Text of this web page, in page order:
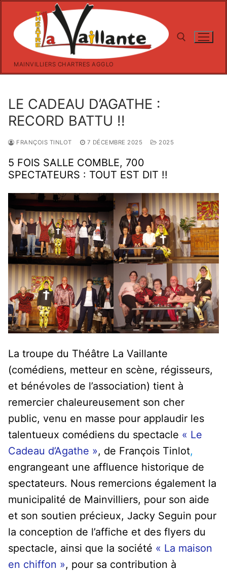
contenu
MAINVILLIERS CHARTRES AGGLO
LE CADEAU D’AGATHE :
RECORD BATTU !!
FRANÇOIS TINLOT 7 DÉCEMBRE 2025 2025
5 FOIS SALLE COMBLE, 700
SPECTATEURS : TOUT EST DIT !!
La troupe du Théâtre La Vaillante
(comédiens, metteur en scène, régisseurs,
et bénévoles de l’association) tient à
remercier chaleureusement son cher
public, venu en masse pour applaudir les
talentueux comédiens du spectacle « Le
Cadeau d’Agathe », de François Tinlot,
engrangeant une affluence historique de
spectateurs. Nous remercions également la
municipalité de Mainvilliers, pour son aide
et son soutien précieux, Jacky Seguin pour
la conception de l’affiche et des flyers du
spectacle, ainsi que la société « La maison
en chiffon », pour sa contribution à